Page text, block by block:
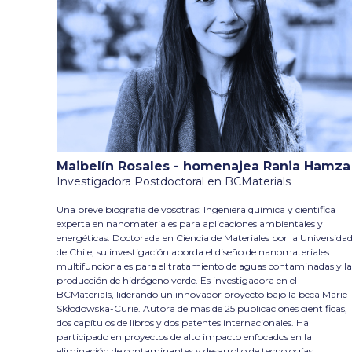
Maibelín Rosales - homenajea Rania Hamza
Investigadora Postdoctoral en BCMaterials
Una breve biografía de vosotras: Ingeniera química y científica
experta en nanomateriales para aplicaciones ambientales y
energéticas. Doctorada en Ciencia de Materiales por la Universidad
de Chile, su investigación aborda el diseño de nanomateriales
multifuncionales para el tratamiento de aguas contaminadas y la
producción de hidrógeno verde. Es investigadora en el
BCMaterials, liderando un innovador proyecto bajo la beca Marie
Skłodowska-Curie. Autora de más de 25 publicaciones científicas,
dos capítulos de libros y dos patentes internacionales. Ha
participado en proyectos de alto impacto enfocados en la